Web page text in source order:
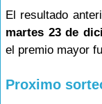
El resultado
martes 23 de
el premio mayor
Proximo